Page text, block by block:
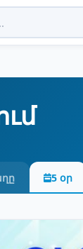
5 օր